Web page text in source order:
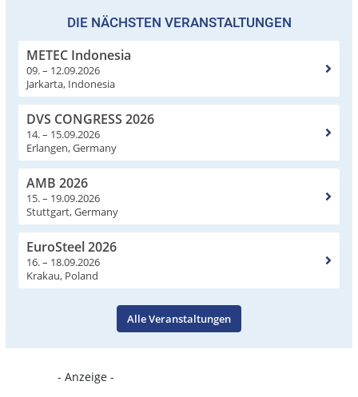
DIE NÄCHSTEN VERANSTALTUNGEN
METEC Indonesia
09. – 12.09.2026
Jarkarta, Indonesia
DVS CONGRESS 2026
14. – 15.09.2026
Erlangen, Germany
AMB 2026
15. – 19.09.2026
Stuttgart, Germany
EuroSteel 2026
16. – 18.09.2026
Krakau, Poland
Alle Veranstaltungen
- Anzeige -